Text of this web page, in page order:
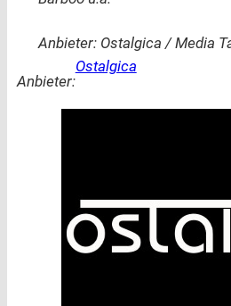
Anbieter: Ostalgica / Media
Anbieter:
Ostalgica